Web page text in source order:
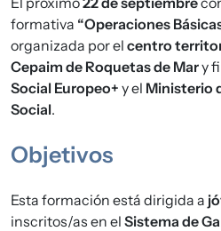
formativa “Operaciones
organizada por el centro
Cepaim de Roquetas de Mary
Social Europeo+ y el Ministerio
Social.
Objetivos
Esta formación está dirigida a
inscritos/as en el Sistema de